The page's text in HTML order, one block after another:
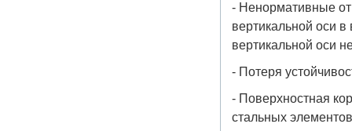
- Ненормативные
вертикальной оси
вертикальной оси
- Потеря
- Поверхностная
стальных